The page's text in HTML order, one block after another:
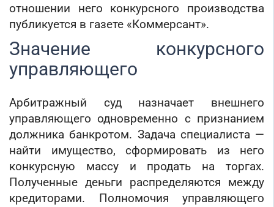
отношении него конкурсного производства
публикуется в газете «Коммерсант».
Значение конкурсного
управляющего
Арбитражный суд назначает внешнего
управляющего одновременно с признанием
должника банкротом. Задача специалиста —
найти имущество, сформировать из него
конкурсную массу и продать на торгах.
Полученные деньги распределяются между
кредиторами. Полномочия управляющего